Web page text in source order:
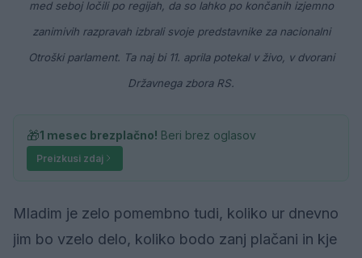
med seboj ločili po regijah, da so lahko po končanih izjemno
zanimivih razpravah izbrali svoje predstavnike za nacionalni
Otroški parlament. Ta naj bi 11. aprila potekal v živo, v dvorani
Državnega zbora RS.
🎁1 mesec brezplačno! Beri brez oglasov
Preizkusi zdaj
Mladim je zelo pomembno tudi, koliko ur dnevno
jim bo vzelo delo, koliko bodo zanj plačani in kje